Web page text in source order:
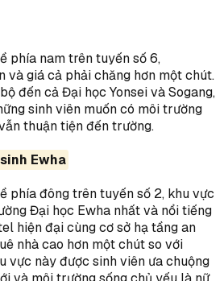
phía nam trên tuyến số 6,
và giá cả phải chăng hơn một chút.
đến cả Đại học Yonsei và Sogang,
sinh viên muốn có môi trường
thuận tiện đến trường.
Ewha
phía đông trên tuyến số 2, khu vực
Đại học Ewha nhất và nổi tiếng
hiện đại cùng cơ sở hạ tầng an
nhà cao hơn một chút so với
vực này được sinh viên ưa chuộng